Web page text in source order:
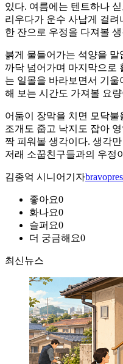
있다. 여름에는 텐트하나
리우다가 운수 사납게 걸
한 잔으로 우정을 다져볼
붉게 물들어가는 석양을
까닥 넘어가며 마지막으로
는 일몰을 바라보면서 기
해 보는 시간도 가져볼 요
어둠이 장막을 치면 모닥
조개도 줍고 낙지도 잡아
짝 피워볼 생각이다. 생각
저래 소꿉친구들과의 우정
김종억 시니어기자
좋아요0
화나요0
슬퍼요0
더 궁금해요0
최신뉴스